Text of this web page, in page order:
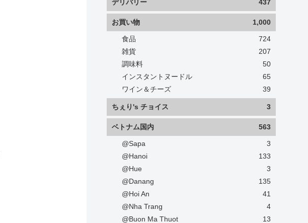
デリバリー 437
お買い物 1,000
食品
724
雑貨
207
調味料
50
インスタントヌードル
65
ワイン＆チーズ
39
ちぇり's チョイス 3
ベトナム国内 563
@Sapa
3
@Hanoi
133
@Hue
3
@Danang
135
@Hoi An
41
@Nha Trang
4
@Buon Ma Thuot
13